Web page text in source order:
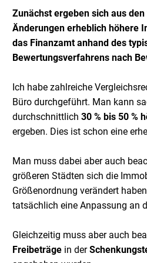
Zunächst ergeben sich aus
Änderungen erheblich höhere
das Finanzamt anhand des
Bewertungsverfahrens nach
Ich habe zahlreiche
Büro durchgeführt. Man kann
durchschnittlich 30 % bis 50 %
ergeben. Dies ist schon eine
Man muss dabei aber auch
größeren Städten sich die
Größenordnung verändert
tatsächlich eine Anpassung an
Gleichzeitig muss aber auch
Freibeträge in der